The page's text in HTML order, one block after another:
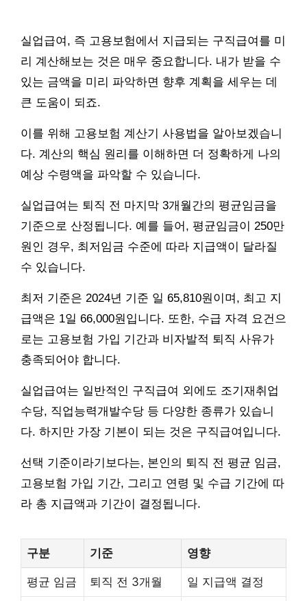
실업급여, 즉 고용보험에서 지급되는 구직급여를 미
리 계산해보는 것은 매우 중요합니다. 내가 받을 수
있는 금액을 미리 파악하면 향후 계획을 세우는 데
큰 도움이 되죠.
이를 위해 고용보험 계산기 사용법을 알아보겠습니
다. 계산의 핵심 원리를 이해하면 더 정확하게 나의
예상 수령액을 파악할 수 있습니다.
실업급여는 퇴직 전 마지막 3개월간의 평균임금을
기준으로 산정됩니다. 예를 들어, 평균임금이 250만
원인 경우, 최저임금 수준에 따라 지급액이 달라질
수 있습니다.
최저 기준은 2024년 기준 일 65,810원이며, 최고 지
급액은 1일 66,000원입니다. 또한, 수급 자격 요건으
로는 고용보험 가입 기간과 비자발적 퇴직 사유가
충족되어야 합니다.
실업급여는 일반적인 구직급여 외에도 조기재취업
수당, 직업능력개발수당 등 다양한 종류가 있습니
다. 하지만 가장 기본이 되는 것은 구직급여입니다.
선택 기준이라기보다는, 본인의 퇴직 전 평균 임금,
고용보험 가입 기간, 그리고 연령 및 수급 기간에 따
라 총 지급액과 기간이 결정됩니다.
구분 기준 영향
평균 임금 퇴직 전 3개월 일 지급액 결정